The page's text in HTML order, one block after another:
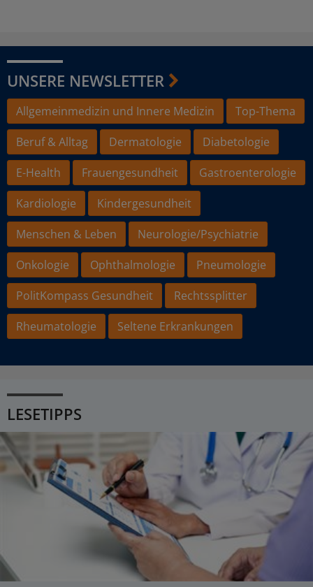
UNSERE NEWSLETTER
Allgemeinmedizin und Innere Medizin
Top-Thema
Beruf & Alltag
Dermatologie
Diabetologie
E-Health
Frauengesundheit
Gastroenterologie
Kardiologie
Kindergesundheit
Menschen & Leben
Neurologie/Psychiatrie
Onkologie
Ophthalmologie
Pneumologie
PolitKompass Gesundheit
Rechtssplitter
Rheumatologie
Seltene Erkrankungen
LESETIPPS